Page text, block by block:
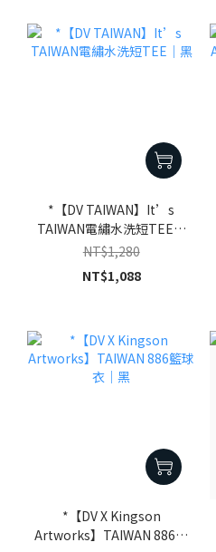
*【DV TAIWAN】It’s
TAIWAN電繡水洗短TEE｜
黑
NT$1,280
NT$1,088
*【DV X Kingson
Artworks】TAIWAN 886籃